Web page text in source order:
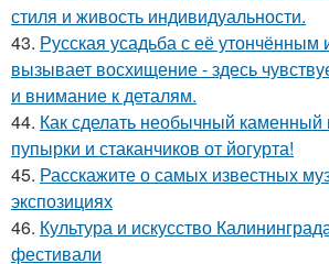
стиля и живость индивидуальности.
43. Русская усадьба с её утончённым
вызывает восхищение - здесь
и внимание к деталям.
44. Как сделать необычный каменный
пупырки и стаканчиков от йогурта!
45. Расскажите о самых известных
экспозициях
46. Культура и искусство
фестивали